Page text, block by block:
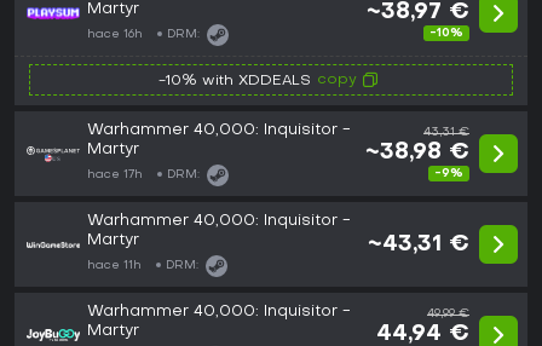
Martyr
hace 16h DRM:
~38,97 €
-10%
-10% with XDDEALS copy
Warhammer 40,000: Inquisitor -
Martyr
hace 17h DRM:
43,31 €
~38,98 €
-9%
Warhammer 40,000: Inquisitor -
Martyr
hace 11h DRM:
~43,31 €
Warhammer 40,000: Inquisitor -
Martyr
49,99 €
44,94 €